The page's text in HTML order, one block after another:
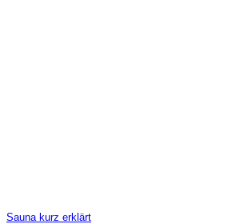
Sauna kurz erklärt